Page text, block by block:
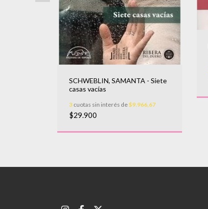
SCHWEBLIN, SAMANTA - Siete
casas vacías
3 cuotas sin interés de$9.966,67
$29.900